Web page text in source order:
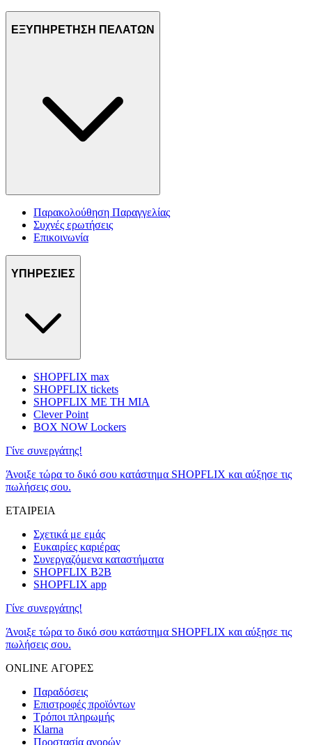
ΕΞΥΠΗΡΕΤΗΣΗ ΠΕΛΑΤΩΝ
Παρακολούθηση Παραγγελίας
Συχνές ερωτήσεις
Επικοινωνία
ΥΠΗΡΕΣΙΕΣ
SHOPFLIX max
SHOPFLIX tickets
SHOPFLIX ΜΕ ΤΗ ΜΙΑ
Clever Point
BOX NOW Lockers
Γίνε συνεργάτης!
Άνοιξε τώρα το δικό σου κατάστημα SHOPFLIX και αύξησε τις
πωλήσεις σου.
ΕΤΑΙΡΕΙΑ
Σχετικά με εμάς
Ευκαιρίες καριέρας
Συνεργαζόμενα καταστήματα
SHOPFLIX B2B
SHOPFLIX app
Γίνε συνεργάτης!
Άνοιξε τώρα το δικό σου κατάστημα SHOPFLIX και αύξησε τις
πωλήσεις σου.
ONLINE ΑΓΟΡΕΣ
Παραδόσεις
Επιστροφές προϊόντων
Τρόποι πληρωμής
Klarna
Προστασία αγορών